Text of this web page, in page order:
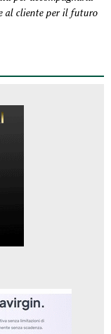
al cliente per il futuro